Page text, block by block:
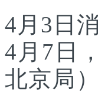
4月3日
4月7日
北京局